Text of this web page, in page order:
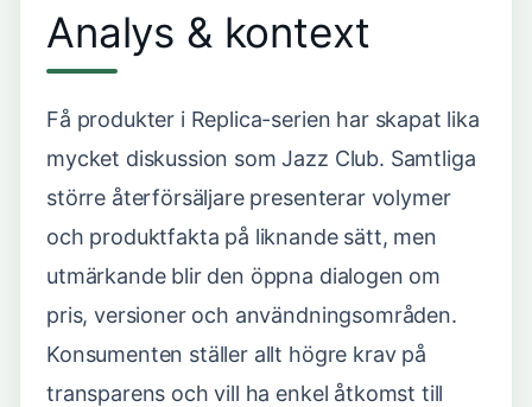
Analys & kontext
Få produkter i Replica-serien har skapat lika
mycket diskussion som Jazz Club. Samtliga
större återförsäljare presenterar volymer
och produktfakta på liknande sätt, men
utmärkande blir den öppna dialogen om
pris, versioner och användningsområden.
Konsumenten ställer allt högre krav på
transparens och vill ha enkel åtkomst till